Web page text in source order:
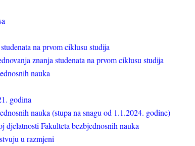
na prvom ciklusu studija
znanja studenata na prvom ciklusu studija
nauka
godina
nauka (stupa na snagu od 1.1.2024. godine)
Fakulteta bezbjednosnih nauka
u razmjeni